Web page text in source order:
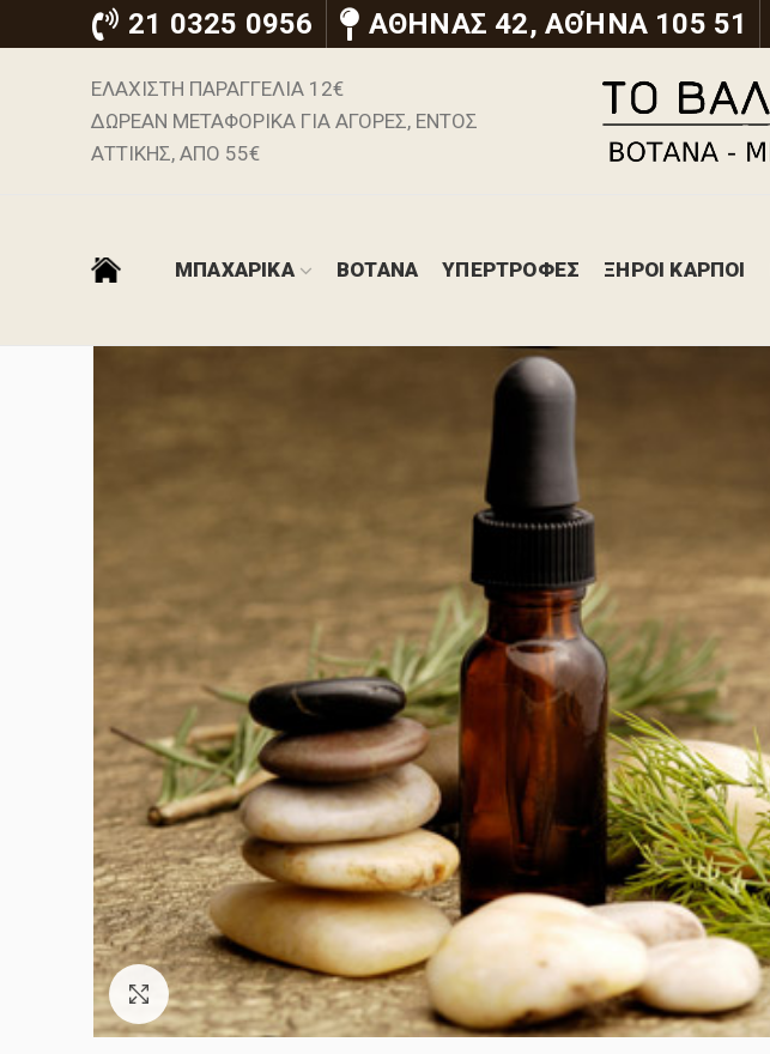
21 0325 0956 ΑΘΗΝΑΣ 42, ΑΘΉΝΑ 105 51
ΕΛΑΧΙΣΤΗ ΠΑΡΑΓΓΕΛΙΑ 12€
ΔΩΡΕΑΝ ΜΕΤΑΦΟΡΙΚΑ ΓΙΑ ΑΓΟΡΕΣ, ΕΝΤΟΣ
ΑΤΤΙΚΗΣ, ΑΠΟ 55€
ΜΠΑΧΑΡΙΚΑ ΒΟΤΑΝΑ ΥΠΕΡΤΡΟΦΕΣ ΞΗΡΟΙ ΚΑΡΠΟΙ
Click to enlarge